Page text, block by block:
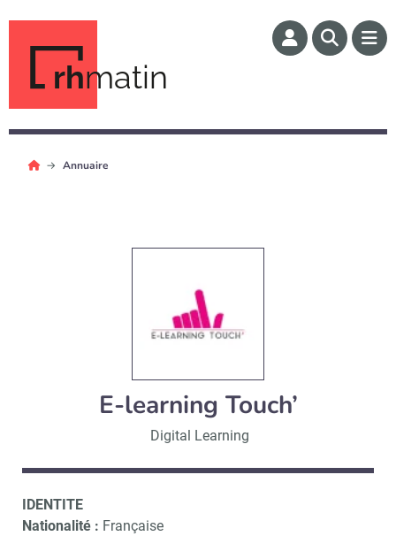
rhmatin
Annuaire
E-learning Touch’
Digital Learning
IDENTITE
Nationalité : Française